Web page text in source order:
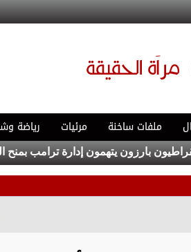
ملفات ساخنة مرئيات رياضة
بارزون يتهمون إدارة ترامب بمنح